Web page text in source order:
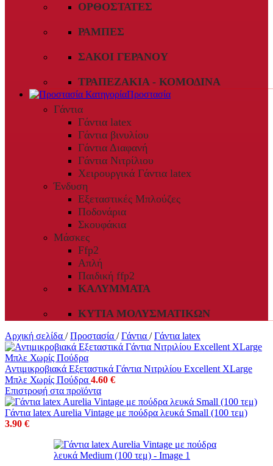
ΟΡΘΟΣΤΆΤΕΣ
ΡΆΜΠΕΣ
ΣΆΚΟΙ ΓΕΡΑΝΟΎ
ΤΡΑΠΕΖΆΚΙΑ - ΚΟΜΟΔΊΝΑ
Προστασία
Γάντια
Γάντια latex
Γάντια βινυλίου
Γάντια Διαφανή
Γάντια Νιτρίλιου
Χειρουργικά Γάντια latex
Ένδυση
Εξεταστικές Μπλούζες
Ποδονάρια
Σκουφάκια
Μάσκες
Ffp2
Απλή
Παιδική ffp2
ΚΑΛΎΜΜΑΤΑ
ΚΥΤΊΑ ΜΟΛΥΣΜΑΤΙΚΏΝ
Αρχική σελίδα / Προστασία / Γάντια / Γάντια latex
Αντιμικροβιακά Εξεταστικά Γάντια Νιτριλίου Excellent XLarge
Μπλε Χωρίς Πούδρα 4.60 €
Επιστροφή στα προϊόντα
Γάντια latex Aurelia Vintage με πούδρα λευκά Small (100 τεμ)
3.90 €